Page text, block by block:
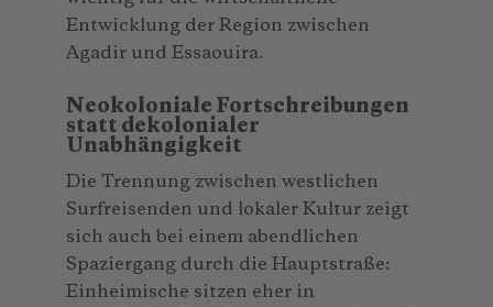
Entwicklung der Region zwischen
Agadir und Essaouira.
Neokoloniale Fortschreibungen
statt dekolonialer
Unabhängigkeit
Die Trennung zwischen westlichen
Surfreisenden und lokaler Kultur zeigt
sich auch bei einem abendlichen
Spaziergang durch die Hauptstraße:
Einheimische sitzen eher in